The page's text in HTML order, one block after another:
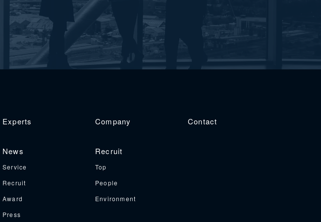
Experts
News
Service
Recruit
Award
Press
Company Contact
Recruit
Top
People
Environment